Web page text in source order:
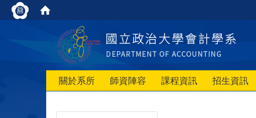
關於系所 師資陣容 課程資訊 招生資訊